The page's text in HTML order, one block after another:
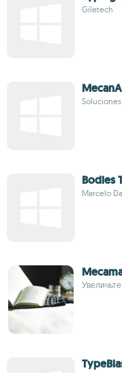
Giletech
Bodies
Marcelo